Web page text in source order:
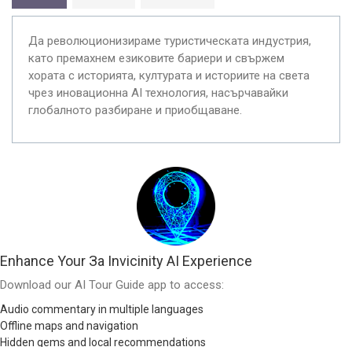
Да революционизираме туристическата индустрия,
като премахнем езиковите бариери и свържем
хората с историята, културата и историите на света
чрез иновационна AI технология, насърчавайки
глобалното разбиране и приобщаване.
Enhance Your За Invicinity AI Experience
Download our AI Tour Guide app to access:
Audio commentary in multiple languages
Offline maps and navigation
Hidden gems and local recommendations